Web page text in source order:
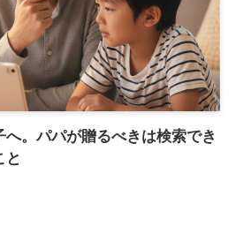
。パパが贈るべきは検索でき
と